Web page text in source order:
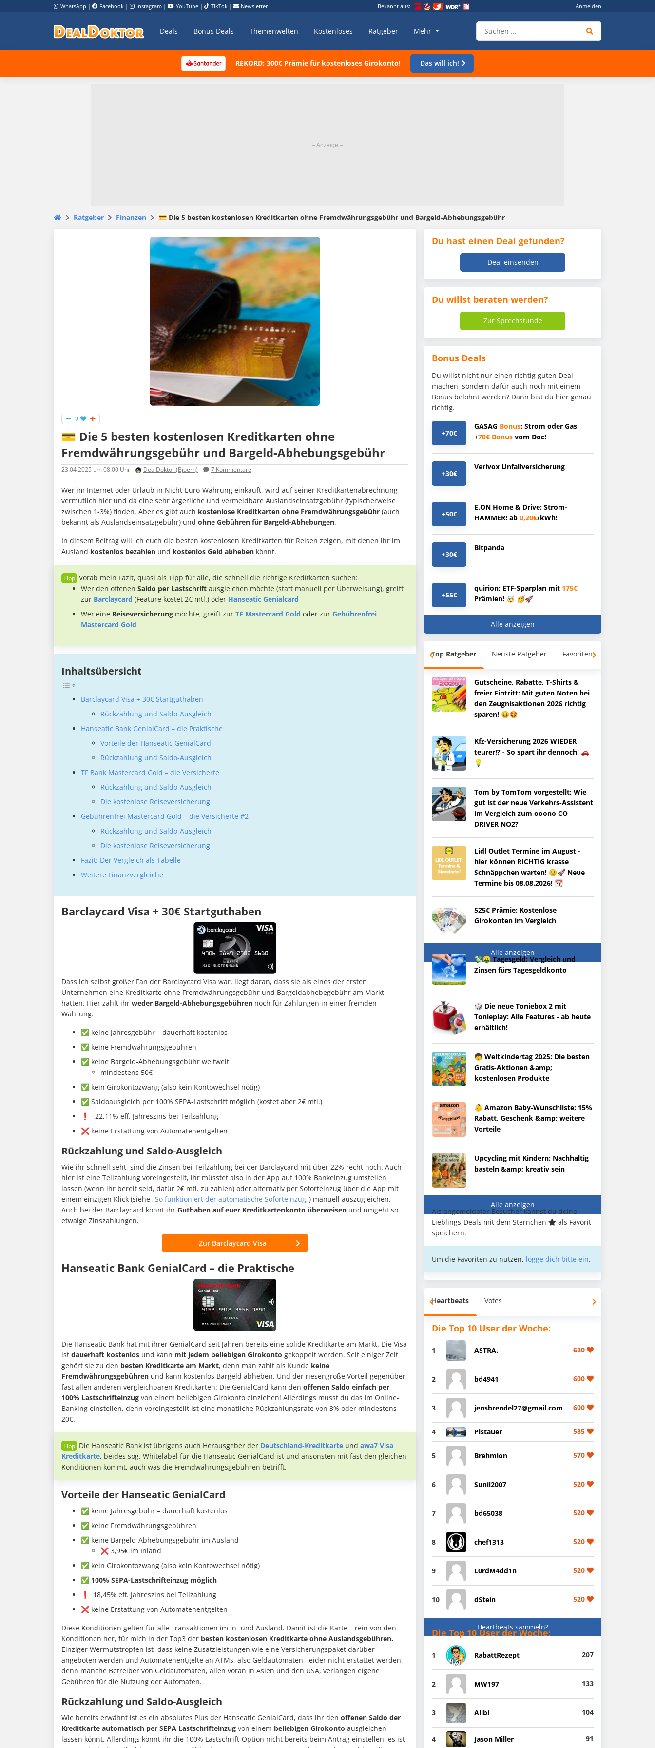
WhatsApp | Facebook | Instagram | YouTube | TikTok | Newsletter Bekannt aus: Anmelden
Deals Bonus Deals Themenwelten Kostenloses Ratgeber Mehr
REKORD: 300€ Prämie für kostenloses Girokonto! Das will ich!
Ratgeber Finanzen 💳 Die 5 besten kostenlosen Kreditkarten ohne Fremdwährungsgebühr und Bargeld-Abhebungsgebühr
9
💳 Die 5 besten kostenlosen Kreditkarten ohne
Fremdwährungsgebühr und Bargeld-Abhebungsgebühr
23.04.2025 um 08:00 Uhr DealDoktor (Bjoern) 7 Kommentare
Wer im Internet oder Urlaub in Nicht-Euro-Währung einkauft, wird auf seiner Kreditkartenabrechnung
vermutlich hier und da eine sehr ärgerliche und vermeidbare Auslandseinsatzgebühr (typischerweise
zwischen 1-3%) finden. Aber es gibt auch kostenlose Kreditkarten ohne Fremdwährungsgebühr (auch
bekannt als Auslandseinsatzgebühr) und ohne Gebühren für Bargeld-Abhebungen.
In diesem Beitrag will ich euch die besten kostenlosen Kreditkarten für Reisen zeigen, mit denen ihr im
Ausland kostenlos bezahlen und kostenlos Geld abheben könnt.
Vorab mein Fazit, quasi als Tipp für alle, die schnell die richtige Kreditkarten suchen:
Wer den offenen Saldo per Lastschrift ausgleichen möchte (statt manuell per Überweisung), greift
zur Barclaycard (Feature kostet 2€ mtl.) oder Hanseatic Genialcard
Wer eine Reiseversicherung möchte, greift zur TF Mastercard Gold oder zur Gebührenfrei
Mastercard Gold
Inhaltsübersicht
Barclaycard Visa + 30€ Startguthaben
Rückzahlung und Saldo-Ausgleich
Hanseatic Bank GenialCard – die Praktische
Vorteile der Hanseatic GenialCard
Rückzahlung und Saldo-Ausgleich
TF Bank Mastercard Gold – die Versicherte
Rückzahlung und Saldo-Ausgleich
Die kostenlose Reiseversicherung
Gebührenfrei Mastercard Gold – die Versicherte #2
Rückzahlung und Saldo-Ausgleich
Die kostenlose Reiseversicherung
Fazit: Der Vergleich als Tabelle
Weitere Finanzvergleiche
Barclaycard Visa + 30€ Startguthaben
Dass ich selbst großer Fan der Barclaycard Visa war, liegt daran, dass sie als eines der ersten
Unternehmen eine Kreditkarte ohne Fremdwährungsgebühr und Bargeldabhebegebühr am Markt
hatten. Hier zahlt ihr weder Bargeld-Abhebungsgebühren noch für Zahlungen in einer fremden
Währung.
✅ keine Jahresgebühr – dauerhaft kostenlos
✅ keine Fremdwährungsgebühren
✅ keine Bargeld-Abhebungsgebühr weltweit
mindestens 50€
✅ kein Girokontozwang (also kein Kontowechsel nötig)
✅ Saldoausgleich per 100% SEPA-Lastschrift möglich (kostet aber 2€ mtl.)
❗ 22,11% eff. Jahreszins bei Teilzahlung
❌ keine Erstattung von Automatenentgelten
Rückzahlung und Saldo-Ausgleich
Wie ihr schnell seht, sind die Zinsen bei Teilzahlung bei der Barclaycard mit über 22% recht hoch. Auch
hier ist eine Teilzahlung voreingestellt, ihr müsstet also in der App auf 100% Bankeinzug umstellen
lassen (wenn ihr bereit seid, dafür 2€ mtl. zu zahlen) oder alternativ per Soforteinzug über die App mit
einem einzigen Klick (siehe „So funktioniert der automatische Soforteinzug„) manuell auszugleichen.
Auch bei der Barclaycard könnt ihr Guthaben auf euer Kreditkartenkonto überweisen und umgeht so
etwaige Zinszahlungen.
Zur Barclaycard Visa
Hanseatic Bank GenialCard – die Praktische
Die Hanseatic Bank hat mit ihrer GenialCard seit Jahren bereits eine solide Kreditkarte am Markt. Die Visa
ist dauerhaft kostenlos und kann mit jedem beliebigen Girokonto gekoppelt werden. Seit einiger Zeit
gehört sie zu den besten Kreditkarte am Markt, denn man zahlt als Kunde keine
Fremdwährungsgebühren und kann kostenlos Bargeld abheben. Und der riesengroße Vorteil gegenüber
fast allen anderen vergleichbaren Kreditkarten: Die GenialCard kann den offenen Saldo einfach per
100% Lastschrifteinzug von einem beliebigen Girokonto einziehen! Allerdings musst du das im Online-
Banking einstellen, denn voreingestellt ist eine monatliche Rückzahlungsrate von 3% oder mindestens
20€.
Die Hanseatic Bank ist übrigens auch Herausgeber der Deutschland-Kreditkarte und awa7 Visa
Kreditkarte, beides sog. Whitelabel für die Hanseatic GenialCard ist und ansonsten mit fast den gleichen
Konditionen kommt, auch was die Fremdwährungsgebühren betrifft.
Vorteile der Hanseatic GenialCard
✅ keine Jahresgebühr – dauerhaft kostenlos
✅ keine Fremdwährungsgebühren
✅ keine Bargeld-Abhebungsgebühr im Ausland
❌ 3,95€ im Inland
✅ kein Girokontozwang (also kein Kontowechsel nötig)
✅ 100% SEPA-Lastschrifteinzug möglich
❗ 18,45% eff. Jahreszins bei Teilzahlung
❌ keine Erstattung von Automatenentgelten
Diese Konditionen gelten für alle Transaktionen im In- und Ausland. Damit ist die Karte – rein von den
Konditionen her, für mich in der Top3 der besten kostenlosen Kreditkarte ohne Auslandsgebühren.
Einziger Wermutstropfen ist, dass keine Zusatzleistungen wie eine Versicherungspaket darüber
angeboten werden und Automatenentgelte an ATMs, also Geldautomaten, leider nicht erstattet werden,
denn manche Betreiber von Geldautomaten, allen voran in Asien und den USA, verlangen eigene
Gebühren für die Nutzung der Automaten.
Rückzahlung und Saldo-Ausgleich
Wie bereits erwähnt ist es ein absolutes Plus der Hanseatic GenialCard, dass ihr den offenen Saldo der
Kreditkarte automatisch per SEPA Lastschrifteinzug von einem beliebigen Girokonto ausgleichen
lassen könnt. Allerdings könnt ihr die 100% Lastschrift-Option nicht bereits beim Antrag einstellen, es ist
Du hast einen Deal gefunden?
Deal einsenden
Du willst beraten werden?
Zur Sprechstunde
Bonus Deals
Du willst nicht nur einen richtig guten Deal
machen, sondern dafür auch noch mit einem
Bonus belohnt werden? Dann bist du hier genau
richtig.
+70€
GASAG Bonus: Strom oder Gas
+70€ Bonus vom Doc!
+30€
Verivox Unfallversicherung
+50€
E.ON Home & Drive: Strom-
HAMMER! ab 0,20€/kWh!
+30€
Bitpanda
+55€
quirion: ETF-Sparplan mit 175€
Prämien! 🤯 🥳🚀
Alle anzeigen
Top Ratgeber Neuste Ratgeber Favoriten
Gutscheine, Rabatte, T-Shirts &
freier Eintritt: Mit guten Noten bei
den Zeugnisaktionen 2026 richtig
sparen! 😀🤩
Kfz-Versicherung 2026 WIEDER
teurer!? - So spart ihr dennoch! 🚗
💡
Tom by TomTom vorgestellt: Wie
gut ist der neue Verkehrs-Assistent
im Vergleich zum ooono CO-
DRIVER NO2?
Lidl Outlet Termine im August -
hier können RICHTIG krasse
Schnäppchen warten! 😀🚀 Neue
Termine bis 08.08.2026! 📆
525€ Prämie: Kostenlose
Girokonten im Vergleich
Alle anzeigen
💸🤑 Tagesgeld: Vergleich und
Zinsen fürs Tagesgeldkonto
🎲 Die neue Toniebox 2 mit
Tonieplay: Alle Features - ab heute
erhältlich!
🧒 Weltkindertag 2025: Die besten
Gratis-Aktionen &amp;
kostenlosen Produkte
👶 Amazon Baby-Wunschliste: 15%
Rabatt, Geschenk &amp; weitere
Vorteile
Upcycling mit Kindern: Nachhaltig
basteln &amp; kreativ sein
Alle anzeigen
Als angemeldeter Besucher kannst du deine
Lieblings-Deals mit dem Sternchen
als Favorit
speichern.
Um die Favoriten zu nutzen, logge dich bitte ein.
Heartbeats Votes
Die Top 10 User der Woche:
1 ASTRA. 620
2 bd4941 600
3 jensbrendel27@gmail.com 600
4 Pistauer 585
5 Brehmion 570
6 Sunil2007 520
7 bd65038 520
8 chef1313 520
9 L0rdM4dd1n 520
10 dStein 520
Heartbeats sammeln?
Die Top 10 User der Woche:
1 RabattRezept 207
2 MW197 133
3 Alibi 104
4 Jason Miller 91